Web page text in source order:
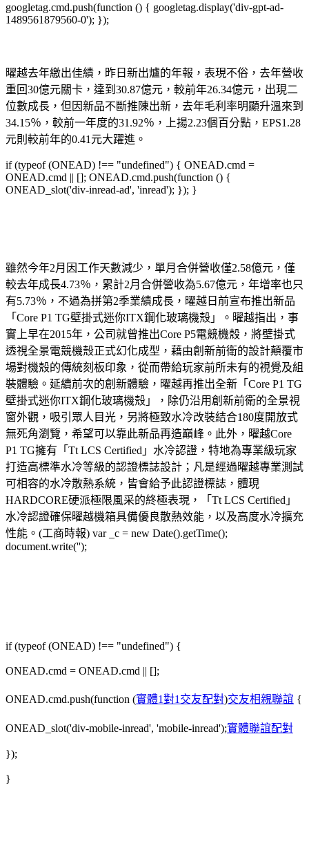
googletag.cmd.push(function () { googletag.display('div-gpt-ad-
1489561879560-0'); });
曜越去年繳出佳績，昨日新出爐的年報，表現不俗，去年營收
重回30億元關卡，達到30.87億元，較前年26.34億元，出現二
位數成長，但因新品不斷推陳出新，去年毛利率明顯升溫來到
34.15％，較前一年度的31.92％，上揚2.23個百分點，EPS1.28
元則較前年的0.41元大躍進。
if (typeof (ONEAD) !== "undefined") { ONEAD.cmd =
ONEAD.cmd || []; ONEAD.cmd.push(function () {
ONEAD_slot('div-inread-ad', 'inread'); }); }
雖然今年2月因工作天數減少，單月合併營收僅2.58億元，僅
較去年成長4.73％，累計2月合併營收為5.67億元，年增率也只
有5.73％，不過為拼第2季業績成長，曜越日前宣布推出新品
「Core P1 TG壁掛式迷你ITX鋼化玻璃機殼」。曜越指出，事
實上早在2015年，公司就曾推出Core P5電競機殼，將壁掛式
透視全景電競機殼正式幻化成型，藉由創新前衛的設計顛覆市
場對機殼的傳統刻板印象，從而帶給玩家前所未有的視覺及組
裝體驗。延續前次的創新體驗，曜越再推出全新「Core P1 TG
壁掛式迷你ITX鋼化玻璃機殼」，除仍沿用創新前衛的全景視
窗外觀，吸引眾人目光，另將極致水冷改裝結合180度開放式
無死角瀏覽，希望可以靠此新品再造巔峰。此外，曜越Core
P1 TG擁有「Tt LCS Certified」水冷認證，特地為專業級玩家
打造高標準水冷等級的認證標誌設計；凡是經過曜越專業測試
可相容的水冷散熱系統，皆會給予此認證標誌，體現
HARDCORE硬派極限風采的終極表現，「Tt LCS Certified」
水冷認證確保曜越機箱具備優良散熱效能，以及高度水冷擴充
性能。(工商時報) var _c = new Date().getTime();
document.write('');
if (typeof (ONEAD) !== "undefined") {
ONEAD.cmd = ONEAD.cmd || [];
ONEAD.cmd.push(function (實體1對1交友配對)交友相親聯誼 {
ONEAD_slot('div-mobile-inread', 'mobile-inread');實體聯誼配對
});
}